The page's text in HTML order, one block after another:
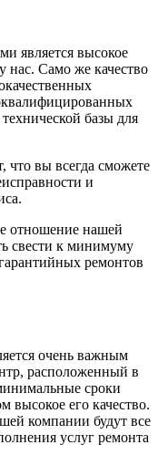
является высокое
нас. Само же качество
базы для
что вы всегда сможете
и
отношение нашей
свести к минимуму
ремонтов
очень важным
расположенный в
сроки
высокое его качество.
компании будут все
услуг ремонта